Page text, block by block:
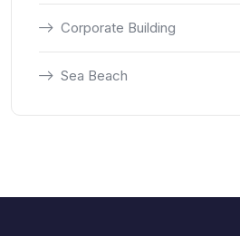
Corporate Building
Sea Beach